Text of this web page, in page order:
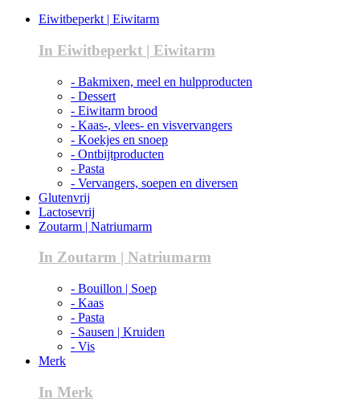
Eiwitbeperkt | Eiwitarm
In Eiwitbeperkt | Eiwitarm
- Bakmixen, meel en hulpproducten
- Dessert
- Eiwitarm brood
- Kaas-, vlees- en visvervangers
- Koekjes en snoep
- Ontbijtproducten
- Pasta
- Vervangers, soepen en diversen
Glutenvrij
Lactosevrij
Zoutarm | Natriumarm
In Zoutarm | Natriumarm
- Bouillon | Soep
- Kaas
- Pasta
- Sausen | Kruiden
- Vis
Merk
In Merk